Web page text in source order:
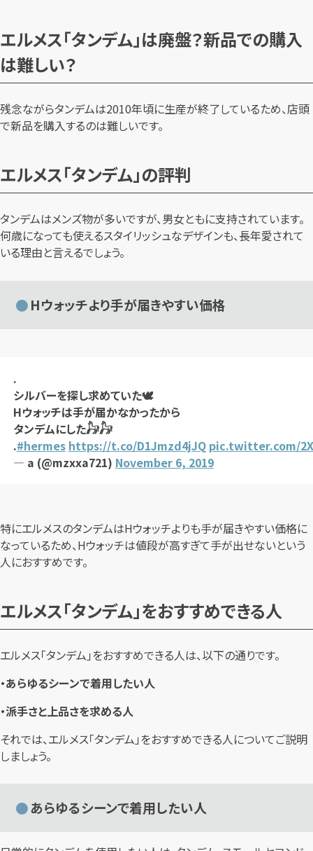
エルメス「タンデム」は廃盤？新品での購入
は難しい？
残念ながらタンデムは2010年頃に生産が終了しているため、店頭
で新品を購入するのは難しいです。
エルメス「タンデム」の評判
タンデムはメンズ物が多いですが、男女ともに支持されています。
何歳になっても使えるスタイリッシュなデザインも、長年愛されて
いる理由と言えるでしょう。
Hウォッチより手が届きやすい価格
.
シルバーを探し求めていた🕊
Hウォッチは手が届かなかったから
タンデムにした𓃗𓃗
.#hermes https://t.co/D1Jmzd4jJQ pic.twitter.com/
— a (@mzxxa721) November 6, 2019
特にエルメスのタンデムはHウォッチよりも手が届きやすい価格に
なっているため、Hウォッチは値段が高すぎて手が出せないという
人におすすめです。
エルメス「タンデム」をおすすめできる人
エルメス「タンデム」をおすすめできる人は、以下の通りです。
・あらゆるシーンで着用したい人
・派手さと上品さを求める人
それでは、エルメス「タンデム」をおすすめできる人についてご説明
しましょう。
あらゆるシーンで着用したい人